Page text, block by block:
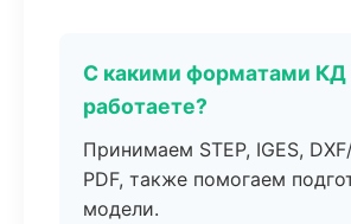
С какими форматами КД
работаете?
Принимаем STEP, IGES,
PDF, также помогаем
модели.